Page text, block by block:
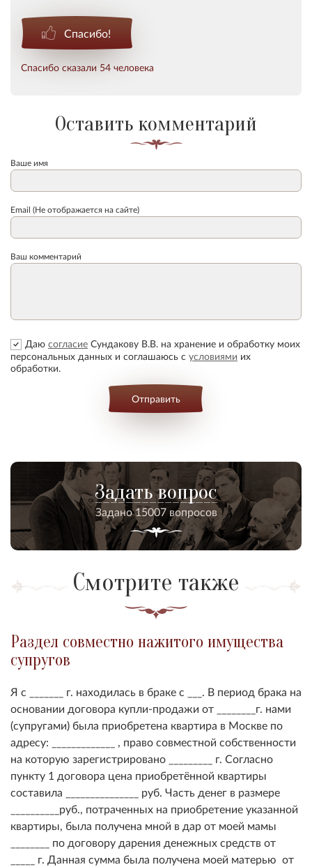
Спасибо!
Спасибо сказали 54 человека
Оставить комментарий
Ваше имя
Email (Не отображается на сайте)
Ваш комментарий
Даю согласие Сундакову В.В. на хранение и обработку моих
персональных данных и соглашаюсь с условиями их
обработки.
Отправить
Задать вопрос
Задано 15007 вопросов
Смотрите также
Раздел совместно нажитого имущества
супругов
Я с _______ г. находилась в браке с ___. В период брака на
основании договора купли-продажи от ________г. нами
(супругами) была приобретена квартира в Москве по
адресу: _____________ , право совместной собственности
на которую зарегистрировано _________ г. Согласно
пункту 1 договора цена приобретённой квартиры
составила _______________ руб. Часть денег в размере
__________руб., потраченных на приобретение указанной
квартиры, была получена мной в дар от моей мамы
________ по договору дарения денежных средств от
_____ г. Данная сумма была получена моей матерью от